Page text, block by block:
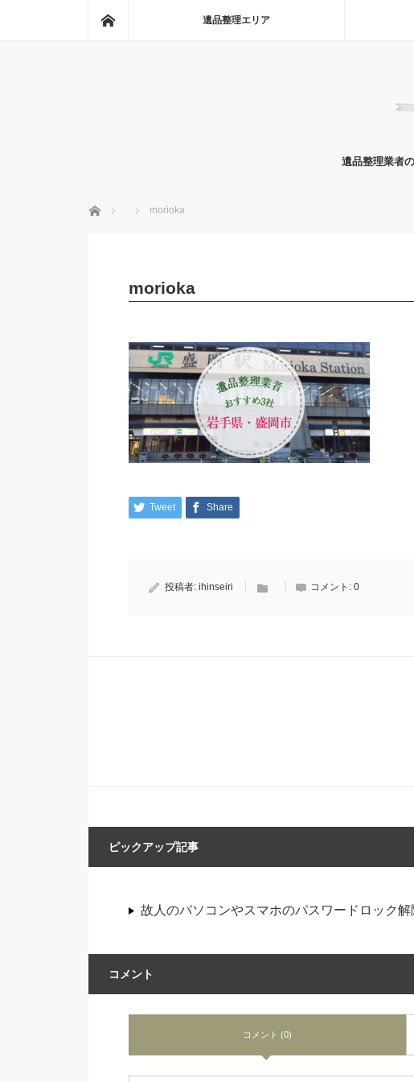
遺品整理エリア
遺品整理業者
ホーム morioka
morioka
Tweet Share
投稿者: ihinseiri コメント: 0
ピックアップ記事
故人のパソコンやスマホのパスワードロック
コメント
コメント (0)